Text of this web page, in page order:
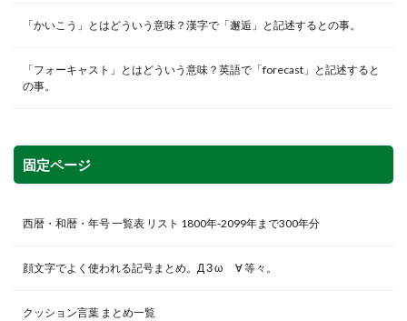
「かいこう」とはどういう意味？漢字で「邂逅」と記述するとの事。
「フォーキャスト」とはどういう意味？英語で「forecast」と記述すると
の事。
固定ページ
西暦・和暦・年号 一覧表 リスト 1800年-2099年まで300年分
顔文字でよく使われる記号まとめ。Д З ω ゞ∀ 等々。
クッション言葉 まとめ一覧